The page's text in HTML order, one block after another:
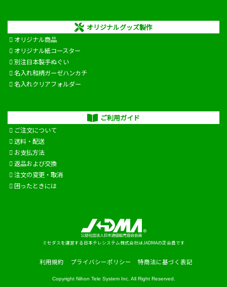
オリジナルグッズ製作
オリジナル商品
オリジナル紙コースター
別注日本製手ぬぐい
名入れ和柄ガーゼハンカチ
名入れクリアフォルダー
ご利用ガイド
ご注文について
送料・配送
お支払方法
返品および交換
注文の変更・取消
困ったときには
ミセダスを運営する日本テレシステム株式会社はJADMAの正会員です
利用規約 プライバシーポリシー 特商法に基づく表記
Copyright Nihon Tele System Inc. All Right Reserved.